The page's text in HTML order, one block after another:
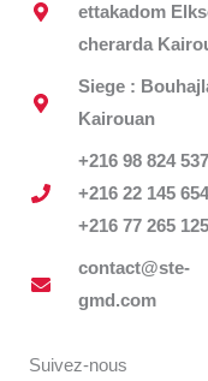
ettakadom
cherarda
Siege :
Kairouan
+216 98 824 537 |
+216 22 145 654
+216 77 265 125
contact@ste-
gmd.com
Suivez-nous